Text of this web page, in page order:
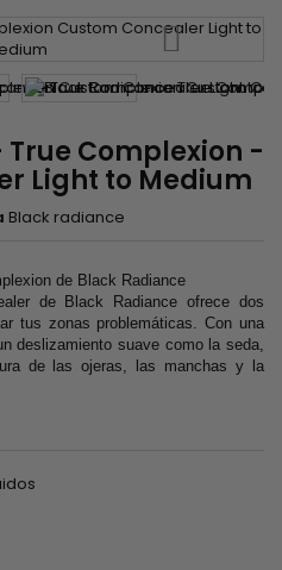
Complexion -
Light to Medium
Black radiance
de Black Radiance
de Black Radiance ofrece dos
tus zonas problemáticas. Con una
deslizamiento suave como la seda,
de las ojeras, las manchas y la